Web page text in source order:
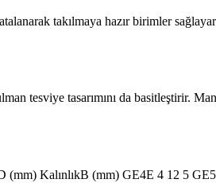
takılmaya hazır birimler
tesviye tasarımını da basitleştirir.
(mm) KalınlıkB (mm) GE4E 4 12 5